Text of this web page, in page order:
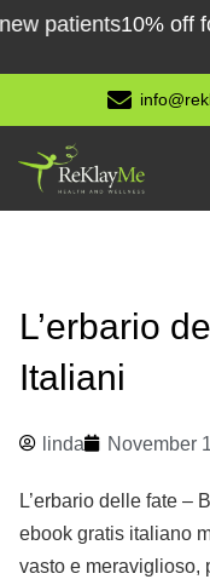
Skip
content
10% off for
L’erbario
Italiani
linda November
L’erbario delle fate –
ebook gratis italiano
vasto e meraviglioso,